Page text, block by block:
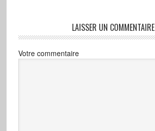
LAISSER UN COMMENTAIRE
Votre commentaire